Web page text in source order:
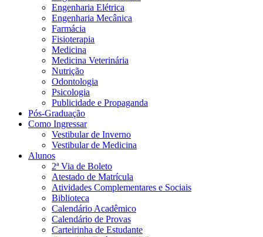
Engenharia Elétrica
Engenharia Mecânica
Farmácia
Fisioterapia
Medicina
Medicina Veterinária
Nutrição
Odontologia
Psicologia
Publicidade e Propaganda
Pós-Graduação
Como Ingressar
Vestibular de Inverno
Vestibular de Medicina
Alunos
2ª Via de Boleto
Atestado de Matrícula
Atividades Complementares e Sociais
Biblioteca
Calendário Acadêmico
Calendário de Provas
Carteirinha de Estudante